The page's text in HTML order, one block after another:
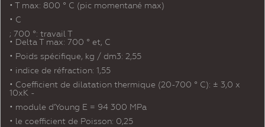
• T max: 800 ° C (pic momentané max)
• C
; 700 °: travail T
• Delta T max: 700 ° et, C
• Poids spécifique, kg / dm3: 2,55
• indice de réfraction: 1,55
• Coefficient de dilatation thermique (20-700 ° C): ± 3,0 x
10xK -
• module d'Young E = 94 300 MPa
• le coefficient de Poisson: 0,25